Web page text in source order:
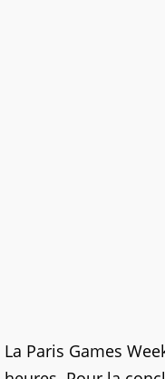
La Paris Games